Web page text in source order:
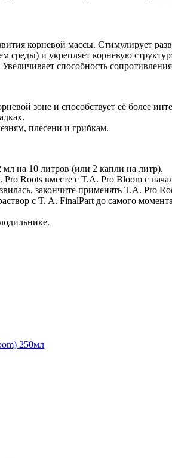
корневой массы. Стимулирует
и укрепляет корневую
способность
зоне и способствует её более
плесени и грибкам.
на 10 литров (или 2 капли на литр).
Roots вместе с T.A. Pro Bloom с
закончите применять T.A.
с T. A. FinalPart до самого
250мл